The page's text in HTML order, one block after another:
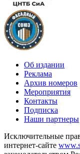
Об издании
Реклама
Архив номеров
Мероприятия
Контакты
Подписка
Наши партнеры
Исключительные
интернет-сайте